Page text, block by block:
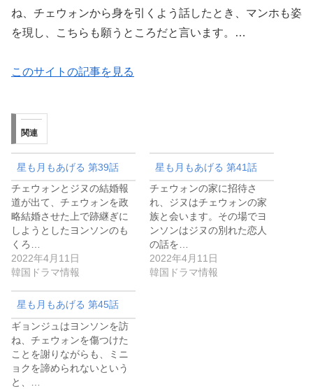
ね、チェウォンから身を引くよう話したとき、マンホも姿
を現し、こちらも願うところだと言います。…
このサイトの記事を見る
関連
星も月もあげる 第39話
チェウォンとジヌの結婚報
道が出て、チェウォンを政
略結婚させた上で跡継ぎに
しようとしたヨンソンのも
くろ…
2022年4月11日
韓国ドラマ情報
星も月もあげる 第41話
チェウォンの家に招待さ
れ、ジヌはチェウォンの家
族と会います。その場でヨ
ンソンはジヌの別れた恋人
の話を…
2022年4月11日
韓国ドラマ情報
星も月もあげる 第45話
ギョンジュはヨンソンを訪
ね、チェウォンを傷つけた
ことを謝りながらも、ミニ
ョクを諦められないという
と、…